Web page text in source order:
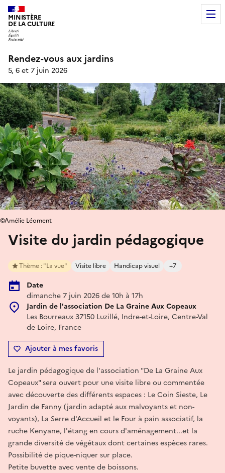
MINISTÈRE
DE LA CULTURE
Rendez-vous aux jardins
5, 6 et 7 juin 2026
Visite du jardin pédagogique
Thème : "La vue" Visite libre Handicap visuel +7
Date
dimanche 7 juin 2026 de 10h à 17h
Jardin de l'association De La Graine Aux Copeaux
Les Bourreaux 37150 Luzillé, Indre-et-Loire, Centre-Val
de Loire, France
Ajouter à mes favoris
©Amélie Léoment
Le jardin pédagogique de l'association "De La Graine Aux
Copeaux" sera ouvert pour une visite libre ou commentée
avec découverte des différents espaces : Le Coin Sieste, Le
Jardin de Fanny (jardin adapté aux malvoyants et non-
voyants), La Serre d'Accueil et le Four à pain associatif, la
ruche Kenyane, l'étang en cours d'aménagement...et la
grande diversité de végétaux dont certaines espèces rares.
Possibilité de pique-niquer sur place.
Petite buvette avec vente de boissons.